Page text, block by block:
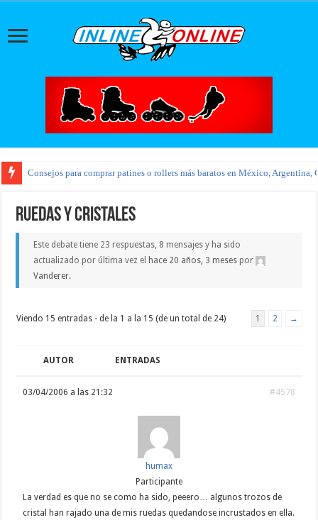
Consejos para comprar patines o rollers más baratos en México, Argentina,
Ruedas y Cristales
Este debate tiene 23 respuestas, 8 mensajes y ha sido
actualizado por última vez el hace 20 años, 3 mesespor
Vanderer.
Viendo 15 entradas - de la 1 a la 15 (de un total de 24) 1 2 →
AUTOR ENTRADAS
03/04/2006 a las 21:32 #4578
humax
Participante
La verdad es que no se como ha sido, peeero… algunos trozos de
cristal han rajado una de mis ruedas quedandose incrustados en ella.